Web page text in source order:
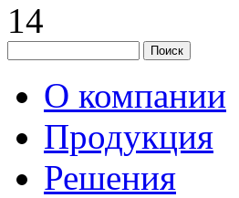
14
О компании
Продукция
Решения